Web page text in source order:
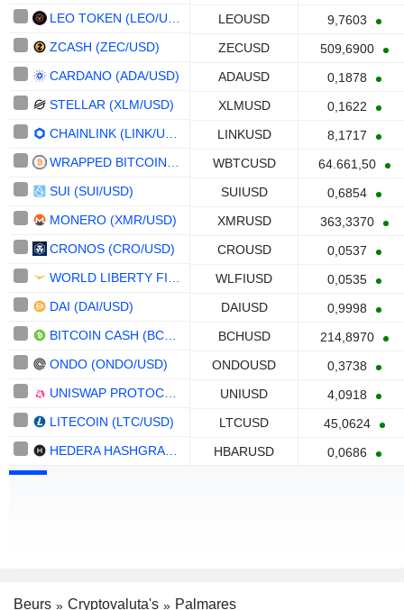
LEOUSD
9,7603
ZCASH (ZEC/USD)
ZECUSD
509,6900
CARDANO (ADA/USD)
ADAUSD
0,1878
STELLAR (XLM/USD)
XLMUSD
0,1622
LINKUSD
8,1717
WBTCUSD
64.661,50
SUI (SUI/USD)
SUIUSD
0,6854
MONERO (XMR/USD)
XMRUSD
363,3370
CRONOS (CRO/USD)
CROUSD
0,0537
WLFIUSD
0,0535
DAI (DAI/USD)
DAIUSD
0,9998
BCHUSD
214,8970
ONDO (ONDO/USD)
ONDOUSD
0,3738
UNIUSD
4,0918
LITECOIN (LTC/USD)
LTCUSD
45,0624
HBARUSD 0,0686
Beurs Cryptovaluta's Palmares